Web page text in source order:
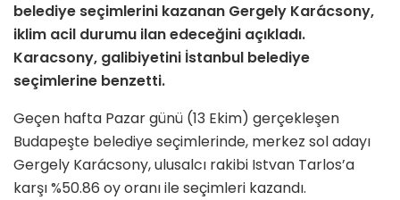
belediye seçimlerini kazanan Gergely Karácsony,
iklim acil durumu ilan edeceğini açıkladı.
Karacsony, galibiyetini İstanbul belediye
seçimlerine benzetti.
Geçen hafta Pazar günü (13 Ekim) gerçekleşen
Budapeşte belediye seçimlerinde, merkez sol adayı
Gergely Karácsony, ulusalcı rakibi Istvan Tarlos’a
karşı %50.86 oy oranı ile seçimleri kazandı.